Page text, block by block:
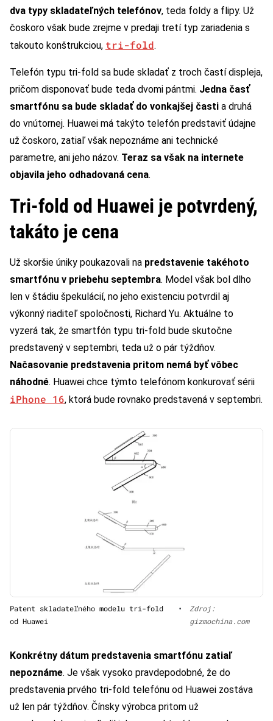
dva typy skladateľných telefónov, teda foldy a flipy. Už
čoskoro však bude zrejme v predaji tretí typ zariadenia s
takouto konštrukciou, tri-fold.
Telefón typu tri-fold sa bude skladať z troch častí displeja,
pričom disponovať bude teda dvomi pántmi. Jedna časť
smartfónu sa bude skladať do vonkajšej časti a druhá
do vnútornej. Huawei má takýto telefón predstaviť údajne
už čoskoro, zatiaľ však nepoznáme ani technické
parametre, ani jeho názov. Teraz sa však na internete
objavila jeho odhadovaná cena.
Tri-fold od Huawei je potvrdený,
takáto je cena
Už skoršie úniky poukazovali na predstavenie takéhoto
smartfónu v priebehu septembra. Model však bol dlho
len v štádiu špekulácií, no jeho existenciu potvrdil aj
výkonný riaditeľ spoločnosti, Richard Yu. Aktuálne to
vyzerá tak, že smartfón typu tri-fold bude skutočne
predstavený v septembri, teda už o pár týždňov.
Načasovanie predstavenia pritom nemá byť vôbec
náhodné. Huawei chce týmto telefónom konkurovať sérii
iPhone 16, ktorá bude rovnako predstavená v septembri.
Patent skladateľného modelu tri-fold
od Huawei
•
Zdroj:
gizmochina.com
Konkrétny dátum predstavenia smartfónu zatiaľ
nepoznáme. Je však vysoko pravdepodobné, že do
predstavenia prvého tri-fold telefónu od Huawei zostáva
už len pár týždňov. Čínsky výrobca pritom už